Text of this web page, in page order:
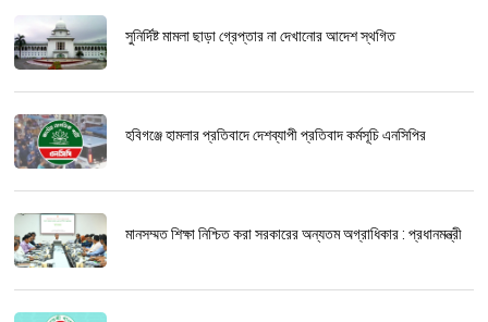
সুনির্দিষ্ট মামলা ছাড়া গ্রেপ্তার না দেখানোর আদেশ স্থগিত
হবিগঞ্জে হামলার প্রতিবাদে দেশব্যাপী প্রতিবাদ কর্মসূচি এনসিপির
মানসম্মত শিক্ষা নিশ্চিত করা সরকারের অন্যতম অগ্রাধিকার : প্রধানমন্ত্রী